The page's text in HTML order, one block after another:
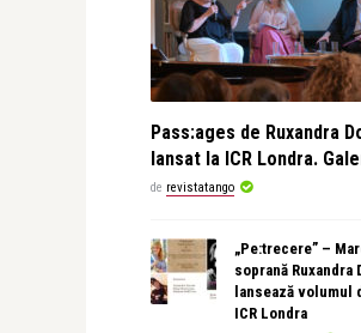
Pass:ages de Ruxandra
lansat la ICR Londra.
de revistatango
„Pe:trecere” –
soprană Ruxandra
lansează volumul
ICR Londra